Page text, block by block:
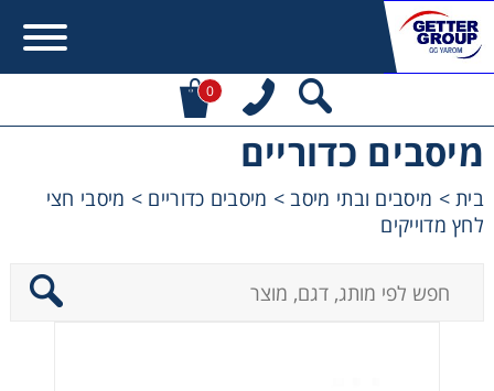
0
מיסבים כדוריים
בית> מיסבים ובתי מיסב> מיסבים כדוריים > מיסבי חצי
לחץ מדוייקים
Contact form not found.
מעונין לקבל הצעת מחיר או מידע עבור:
מקשרים, מצמדים ובלמים